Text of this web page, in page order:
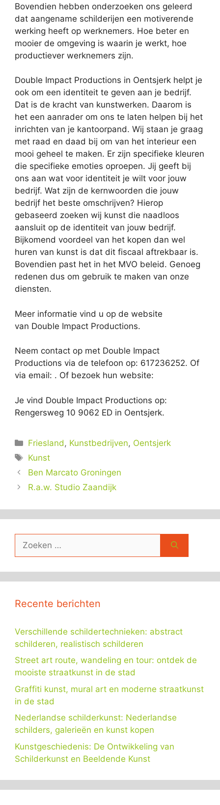
Bovendien hebben onderzoeken ons geleerd
dat aangename schilderijen een motiverende
werking heeft op werknemers. Hoe beter en
mooier de omgeving is waarin je werkt, hoe
productiever werknemers zijn.
Double Impact Productions in Oentsjerk helpt je
ook om een identiteit te geven aan je bedrijf.
Dat is de kracht van kunstwerken. Daarom is
het een aanrader om ons te laten helpen bij het
inrichten van je kantoorpand. Wij staan je graag
met raad en daad bij om van het interieur een
mooi geheel te maken. Er zijn specifieke kleuren
die specifieke emoties oproepen. Jij geeft bij
ons aan wat voor identiteit je wilt voor jouw
bedrijf. Wat zijn de kernwoorden die jouw
bedrijf het beste omschrijven? Hierop
gebaseerd zoeken wij kunst die naadloos
aansluit op de identiteit van jouw bedrijf.
Bijkomend voordeel van het kopen dan wel
huren van kunst is dat dit fiscaal aftrekbaar is.
Bovendien past het in het MVO beleid. Genoeg
redenen dus om gebruik te maken van onze
diensten.
Meer informatie vind u op de website
van Double Impact Productions.
Neem contact op met Double Impact
Productions via de telefoon op: 617236252. Of
via email: . Of bezoek hun website:
Je vind Double Impact Productions op:
Rengersweg 10 9062 ED in Oentsjerk.
Categorieën
Friesland , Kunstbedrijven, Oentsjerk
Tags
Kunst
Ben Marcato Groningen
R.a.w. Studio Zaandijk
naar:
Recente berichten
Verschillende schildertechnieken: abstract
schilderen, realistisch schilderen
Street art route, wandeling en tour: ontdek de
mooiste straatkunst in de stad
Graffiti kunst, mural art en moderne straatkunst
in de stad
Nederlandse schilderkunst: Nederlandse
schilders, galerieën en kunst kopen
Kunstgeschiedenis: De Ontwikkeling van
Schilderkunst en Beeldende Kunst